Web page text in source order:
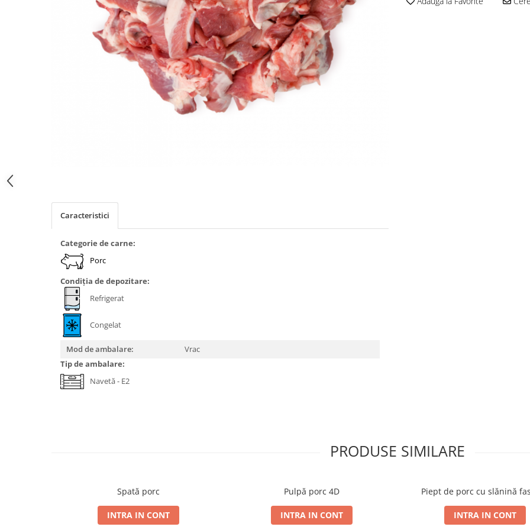
Caracteristici
Categorie de carne:
Porc
Condiția de depozitare:
Refrigerat
Congelat
Mod de ambalare:
Vrac
Tip de ambalare:
Navetă - E2
PRODUSE SIMILARE
Spată porc
INTRA IN CONT
Pulpă porc 4D
INTRA IN CONT
Piept de porc cu slănină
INTRA IN CONT